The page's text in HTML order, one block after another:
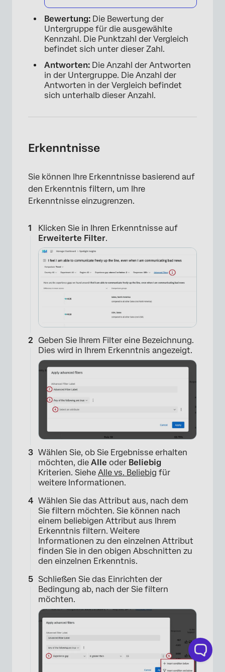
Bewertung: Die Bewertung der
Untergruppe für die ausgewählte
Kennzahl. Die Punktzahl der Vergleich
befindet sich unter dieser Zahl.
Antworten: Die Anzahl der Antworten
in der Untergruppe. Die Anzahl der
Antworten in der Vergleich befindet
sich unterhalb dieser Anzahl.
Erkenntnisse
Sie können Ihre Erkenntnisse basierend auf
den Erkenntnis filtern, um Ihre
Erkenntnisse einzugrenzen.
Klicken Sie in Ihren Erkenntnisse auf
Erweiterte Filter.
Geben Sie Ihrem Filter eine Bezeichnung.
Dies wird in Ihrem Erkenntnis angezeigt.
Wählen Sie, ob Sie Ergebnisse erhalten
möchten, die Alle oder Beliebig
Kriterien. Siehe Alle vs. Beliebig für
weitere Informationen.
Wählen Sie das Attribut aus, nach dem
Sie filtern möchten. Sie können nach
einem beliebigen Attribut aus Ihrem
Erkenntnis filtern. Weitere
Informationen zu den einzelnen Attribut
finden Sie in den obigen Abschnitten zu
den einzelnen Erkenntnis.
Schließen Sie das Einrichten der
Bedingung ab, nach der Sie filtern
möchten.